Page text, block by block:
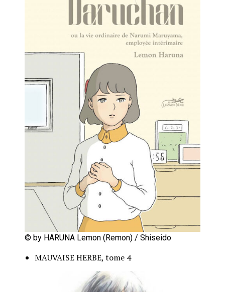
© by HARUNA Lemon (Remon) / Shiseido
MAUVAISE HERBE, tome 4